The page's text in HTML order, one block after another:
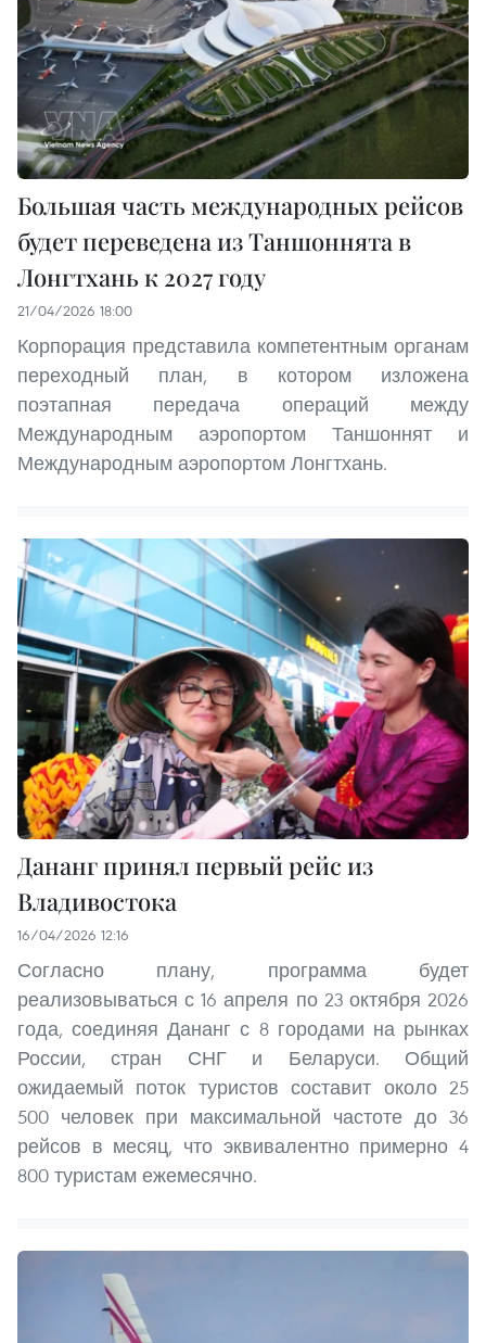
Большая часть международных рейсов
будет переведена из Таншоннята в
Лонгтхань к 2027 году
21/04/2026 18:00
Корпорация представила компетентным органам
переходный план, в котором изложена
поэтапная передача операций между
Международным аэропортом Таншоннят и
Международным аэропортом Лонгтхань.
Дананг принял первый рейс из
Владивостока
16/04/2026 12:16
Согласно плану, программа будет
реализовываться с 16 апреля по 23 октября 2026
года, соединяя Дананг с 8 городами на рынках
России, стран СНГ и Беларуси. Общий
ожидаемый поток туристов составит около 25
500 человек при максимальной частоте до 36
рейсов в месяц, что эквивалентно примерно 4
800 туристам ежемесячно.